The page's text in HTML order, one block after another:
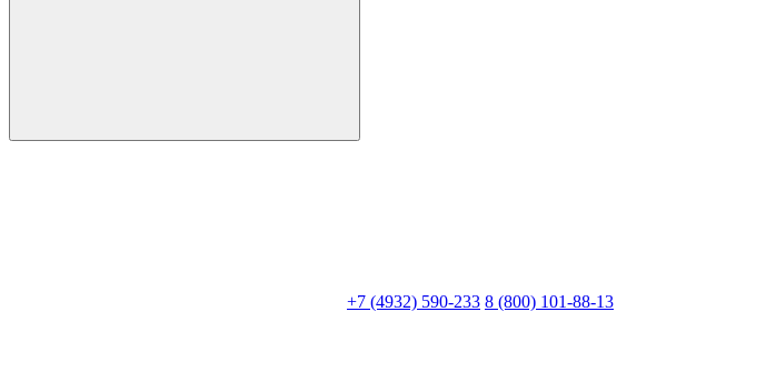
+7 (4932) 590-233 8 (800) 101-88-13